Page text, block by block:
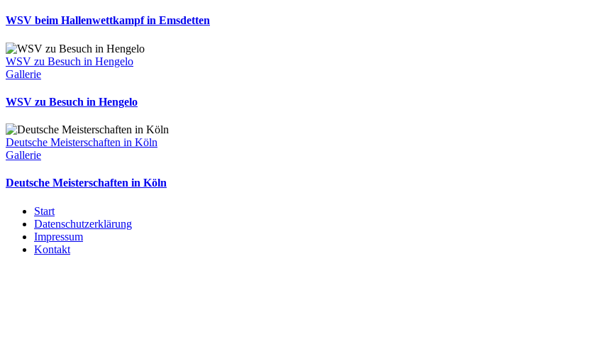
WSV beim Hallenwettkampf in Emsdetten
WSV zu Besuch in Hengelo
Gallerie
WSV zu Besuch in Hengelo
Deutsche Meisterschaften in Köln
Gallerie
Deutsche Meisterschaften in Köln
Start
Datenschutzerklärung
Impressum
Kontakt